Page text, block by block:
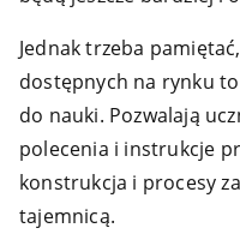
Jednak trzeba
dostępnych na rynku
do nauki. Pozwalają
polecenia i instrukcje
konstrukcja i procesy
tajemnicą.